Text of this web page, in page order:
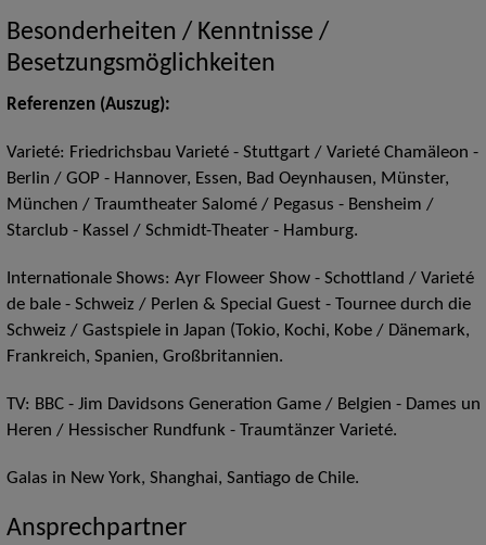
Besonderheiten / Kenntnisse /
Besetzungsmöglichkeiten
Referenzen (Auszug):
Varieté: Friedrichsbau Varieté - Stuttgart / Varieté Chamäleon -
Berlin / GOP - Hannover, Essen, Bad Oeynhausen, Münster,
München / Traumtheater Salomé / Pegasus - Bensheim /
Starclub - Kassel / Schmidt-Theater - Hamburg.
Internationale Shows: Ayr Floweer Show - Schottland / Varieté
de bale - Schweiz / Perlen & Special Guest - Tournee durch die
Schweiz / Gastspiele in Japan (Tokio, Kochi, Kobe / Dänemark,
Frankreich, Spanien, Großbritannien.
TV: BBC - Jim Davidsons Generation Game / Belgien - Dames un
Heren / Hessischer Rundfunk - Traumtänzer Varieté.
Galas in New York, Shanghai, Santiago de Chile.
Ansprechpartner